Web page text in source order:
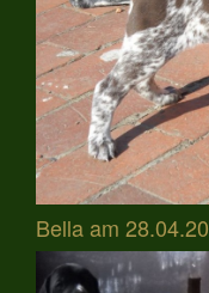
Bella am